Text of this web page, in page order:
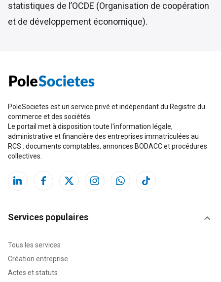
statistiques de l’OCDE (Organisation de coopération
et de développement économique).
PoleSocietes est un service privé et indépendant du Registre du
commerce et des sociétés.
Le portail met à disposition toute l'information légale,
administrative et financière des entreprises immatriculées au
RCS : documents comptables, annonces BODACC et procédures
collectives.
Services populaires
Tous les services
Création entreprise
Actes et statuts